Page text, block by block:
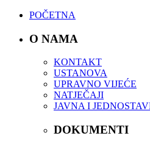
POČETNA
O NAMA
KONTAKT
USTANOVA
UPRAVNO VIJEĆE
NATJEČAJI
JAVNA I
DOKUMENTI